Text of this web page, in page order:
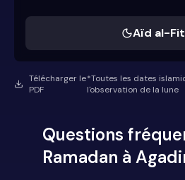
Aïd al-
Télécharger le
PDF
*Toutes les dates
l'observation de la lune
Questions
Ramadan à